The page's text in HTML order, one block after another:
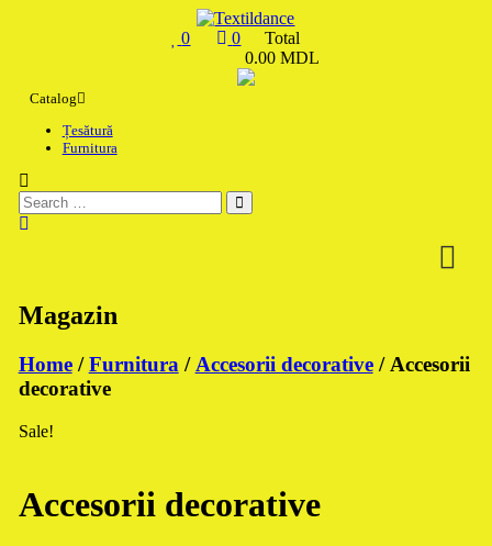
0 0
Total
0.00 MDL
Catalog
Țesătură
Furnitura
Magazin
Home/Furnitura / Accesorii decorative/ Accesorii
decorative
Sale!
Accesorii decorative